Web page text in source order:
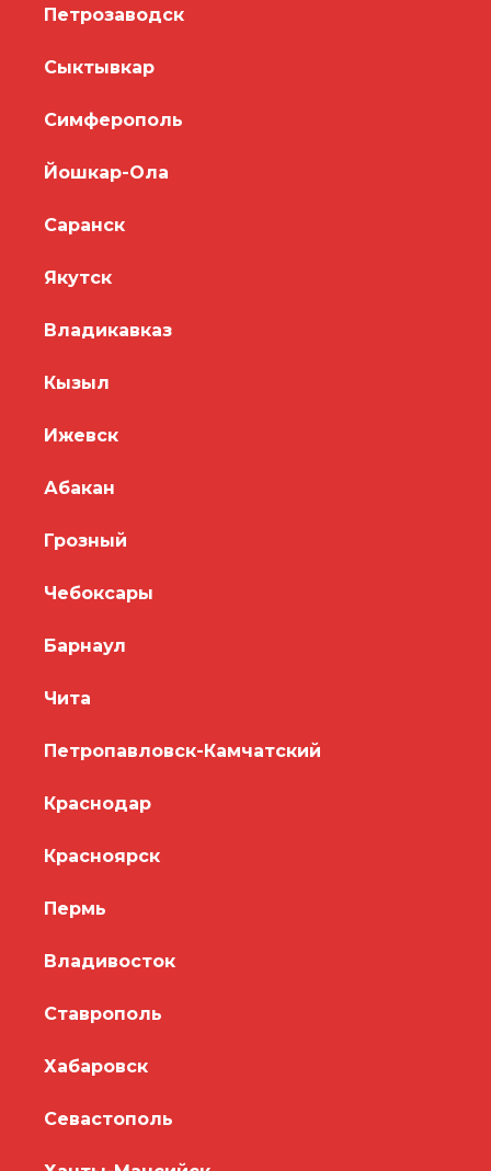
Петрозаводск
Сыктывкар
Симферополь
Йошкар-Ола
Саранск
Якутск
Владикавказ
Кызыл
Ижевск
Абакан
Грозный
Чебоксары
Барнаул
Чита
Петропавловск-Камчатский
Краснодар
Красноярск
Пермь
Владивосток
Ставрополь
Хабаровск
Севастополь